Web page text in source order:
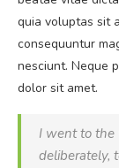
quia voluptas sit
consequuntur
nesciunt. Neque
dolor sit amet.
I went to the
deliberately,